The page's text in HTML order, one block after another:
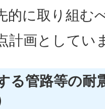
的に取り組む
計画としてい
る管路等の耐